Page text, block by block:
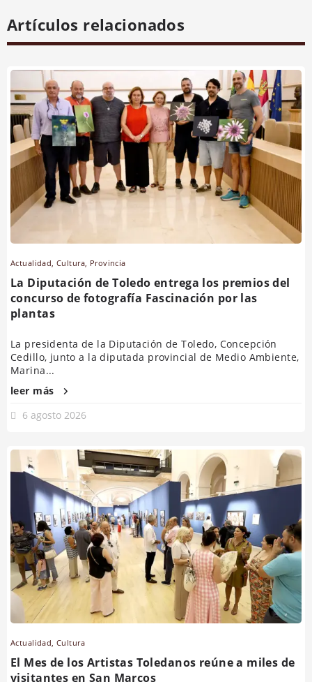
Artículos relacionados
Actualidad,Cultura, Provincia
La Diputación de Toledo entrega los premios del
concurso de fotografía Fascinación por las
plantas
La presidenta de la Diputación de Toledo, Concepción
Cedillo, junto a la diputada provincial de Medio Ambiente,
Marina...
leer más
6 agosto 2026
Actualidad ,Cultura
El Mes de los Artistas Toledanos reúne a miles de
visitantes en San Marcos